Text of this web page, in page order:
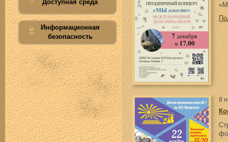
Доступная среда
Информационная
безопасность
8